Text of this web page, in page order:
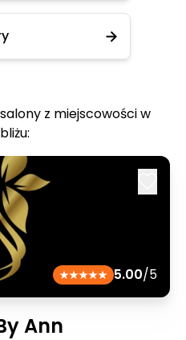
z miejscowości w
5.00/5
Ann